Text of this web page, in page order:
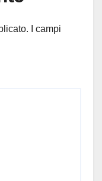
I campi